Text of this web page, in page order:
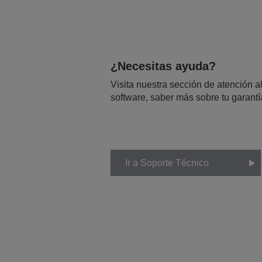
¿Necesitas ayuda?
Visita nuestra sección de atención
software, saber más sobre tu
Ir a Soporte Técnico